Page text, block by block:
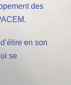
des
en son
se